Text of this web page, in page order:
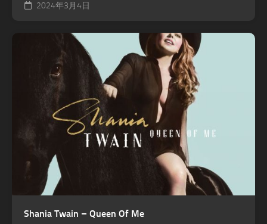
2024年3月4日
Shania Twain – Queen Of Me